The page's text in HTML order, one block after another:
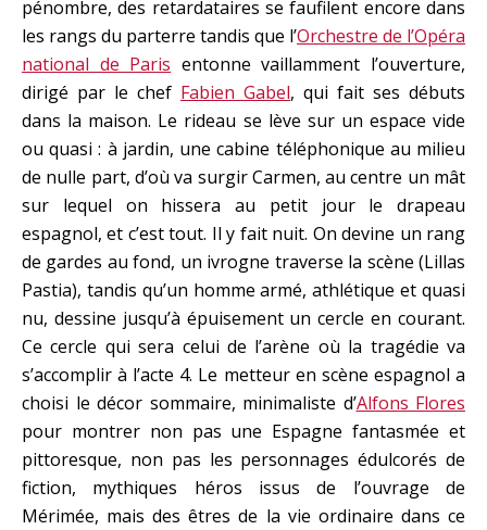
pénombre, des retardataires se faufilent encore dans
les rangs du parterre tandis que l’Orchestre de l’Opéra
national de Paris entonne vaillamment l’ouverture,
dirigé par le chef Fabien Gabel, qui fait ses débuts
dans la maison. Le rideau se lève sur un espace vide
ou quasi : à jardin, une cabine téléphonique au milieu
de nulle part, d’où va surgir Carmen, au centre un mât
sur lequel on hissera au petit jour le drapeau
espagnol, et c’est tout. Il y fait nuit. On devine un rang
de gardes au fond, un ivrogne traverse la scène (Lillas
Pastia), tandis qu’un homme armé, athlétique et quasi
nu, dessine jusqu’à épuisement un cercle en courant.
Ce cercle qui sera celui de l’arène où la tragédie va
s’accomplir à l’acte 4. Le metteur en scène espagnol a
choisi le décor sommaire, minimaliste d’Alfons Flores
pour montrer non pas une Espagne fantasmée et
pittoresque, non pas les personnages édulcorés de
fiction, mythiques héros issus de l’ouvrage de
Mérimée, mais des êtres de la vie ordinaire dans ce